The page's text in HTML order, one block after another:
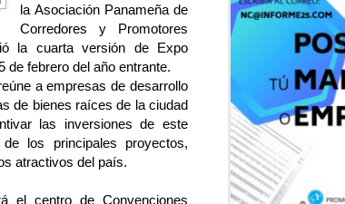
la Asociación Panameña de
Corredores y Promotores
la cuarta versión de Expo
de febrero del año entrante.
a empresas de desarrollo
de bienes raíces de la ciudad
las inversiones de este
los principales proyectos,
atractivos del país.
el centro de Convenciones